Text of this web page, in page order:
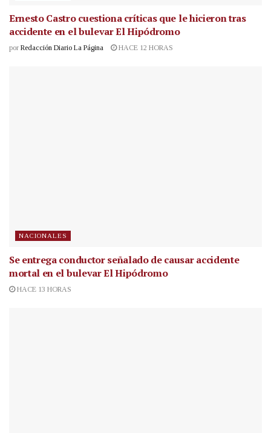
Ernesto Castro cuestiona críticas que le hicieron tras
accidente en el bulevar El Hipódromo
por Redacción Diario La Página HACE 12 HORAS
NACIONALES
Se entrega conductor señalado de causar accidente
mortal en el bulevar El Hipódromo
HACE 13 HORAS